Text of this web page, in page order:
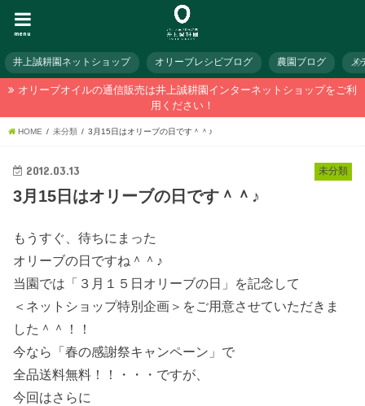
menu
井上誠耕園ネットショップ オリーブレシピブログ 農園ブログ メ
オリーブオイルの通信販売は井上誠耕園インターネットショップをご利
用ください！
HOME 未分類 3月15日はオリーブの日です＾＾♪
未分類
2012.03.13
3月15日はオリーブの日です＾＾♪
もうすぐ、待ちにまった
オリーブの日ですね＾＾♪
当園では「３月１５日オリーブの日」を記念して
＜ネットショップ特別企画＞をご用意させていただきま
した＾＾！！
今なら「春の感謝祭キャンペーン」で
全品送料無料！！・・・ですが、
今回はさらに